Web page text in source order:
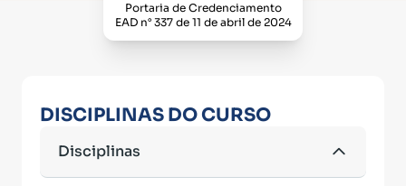
Portaria de Credenciamento
EAD n° 337 de 11 de abril de 2024
DISCIPLINAS DO CURSO
Disciplinas